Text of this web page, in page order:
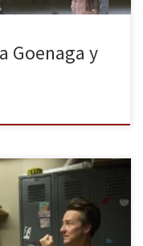
Goenaga y
podemos
todas ellas válidas. Sin